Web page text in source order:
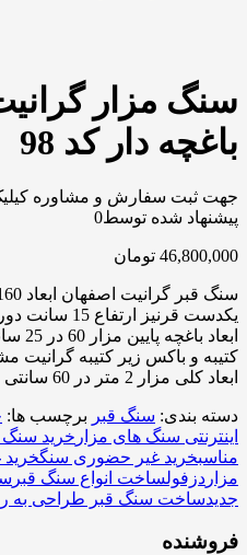
سنگ مزار
باغچه دار کد 98
جهت ثبت سفارش و مشاوره
پیشنهاد شده توسط0
46,800,000 تومان
سنگ قبر گرانیت اصفهان ابعاد 160 در 60 سانتی متر
یکدست قرنیز ارتفاع 15 سانت دور تا دور سنگ اصلی
ابعاد باغچه پایین مزار 60 در 25 سانتی متر
کتیبه و باکس زیر کتیبه گرانیت
ابعاد کلی مزار 2 متر در 60 سانتی متر می باشد.
دسته بندی: سنگ قبر برچسب ها:
اینترنتی سنگ های مزار خرید سنگ
مناسبخرید غیر حضوری سنگ
مزار دزفولساخت انواع سنگ قبر
جدیدساخت سنگ قبر طراحی به
فروشنده